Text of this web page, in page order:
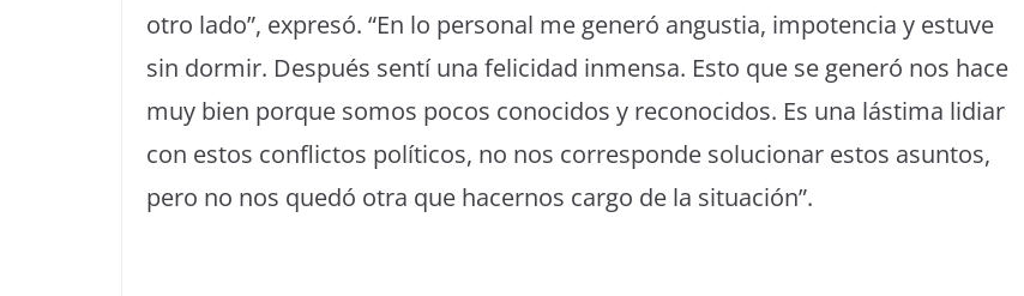
otro lado”, expresó. “En lo personal me generó angustia, impotencia y estuve
sin dormir. Después sentí una felicidad inmensa. Esto que se generó nos hace
muy bien porque somos pocos conocidos y reconocidos. Es una lástima lidiar
con estos conflictos políticos, no nos corresponde solucionar estos asuntos,
pero no nos quedó otra que hacernos cargo de la situación”.